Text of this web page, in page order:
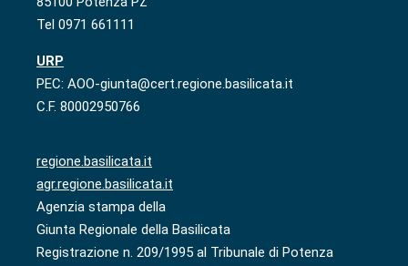
Tel 0971 661111
URP
PEC: AOO-giunta@cert.regione.basilicata.it
C.F. 80002950766
regione.basilicata.it
agr.regione.basilicata.it
Agenzia stampa della
Giunta Regionale della Basilicata
Registrazione n. 209/1995 al Tribunale di Potenza